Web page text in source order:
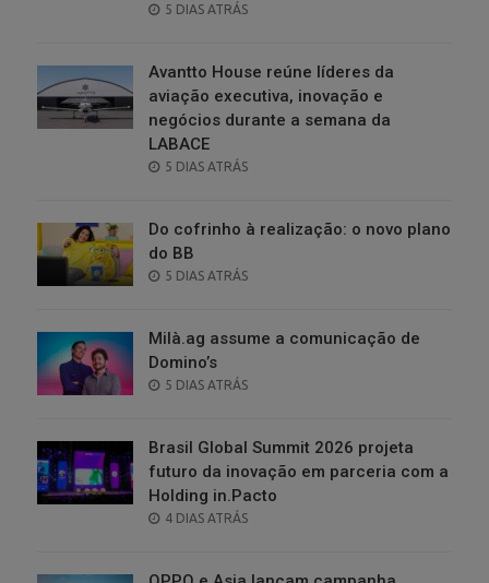
POSTED
5 DIAS ATRÁS
Avantto House reúne líderes da
aviação executiva, inovação e
negócios durante a semana da
LABACE
POSTED
5 DIAS ATRÁS
Do cofrinho à realização: o novo plano
do BB
POSTED
5 DIAS ATRÁS
Milà.ag assume a comunicação de
Domino’s
POSTED
5 DIAS ATRÁS
Brasil Global Summit 2026 projeta
futuro da inovação em parceria com a
Holding in.Pacto
POSTED
4 DIAS ATRÁS